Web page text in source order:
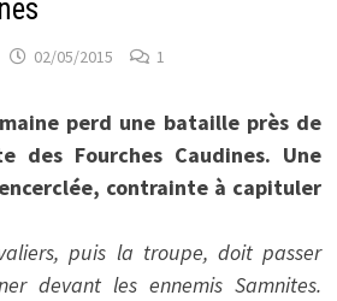
02/05/2015 1
perd une bataille près de
des Fourches Caudines. Une
contrainte à capituler
puis la troupe, doit passer
devant les ennemis Samnites.